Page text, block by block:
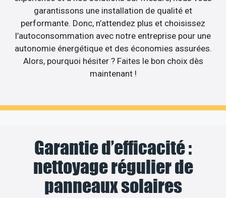
garantissons une installation de qualité et
performante. Donc, n’attendez plus et choisissez
l’autoconsommation avec notre entreprise pour une
autonomie énergétique et des économies assurées.
Alors, pourquoi hésiter ? Faites le bon choix dès
maintenant !
Garantie d’efficacité :
nettoyage régulier de
panneaux solaires